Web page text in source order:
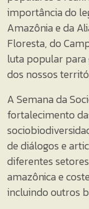
importância do
Amazônia e da
Floresta, do
luta popular para
dos nossos
A Semana da
fortalecimento
de diálogos e
diferentes
amazônica e
incluindo outros